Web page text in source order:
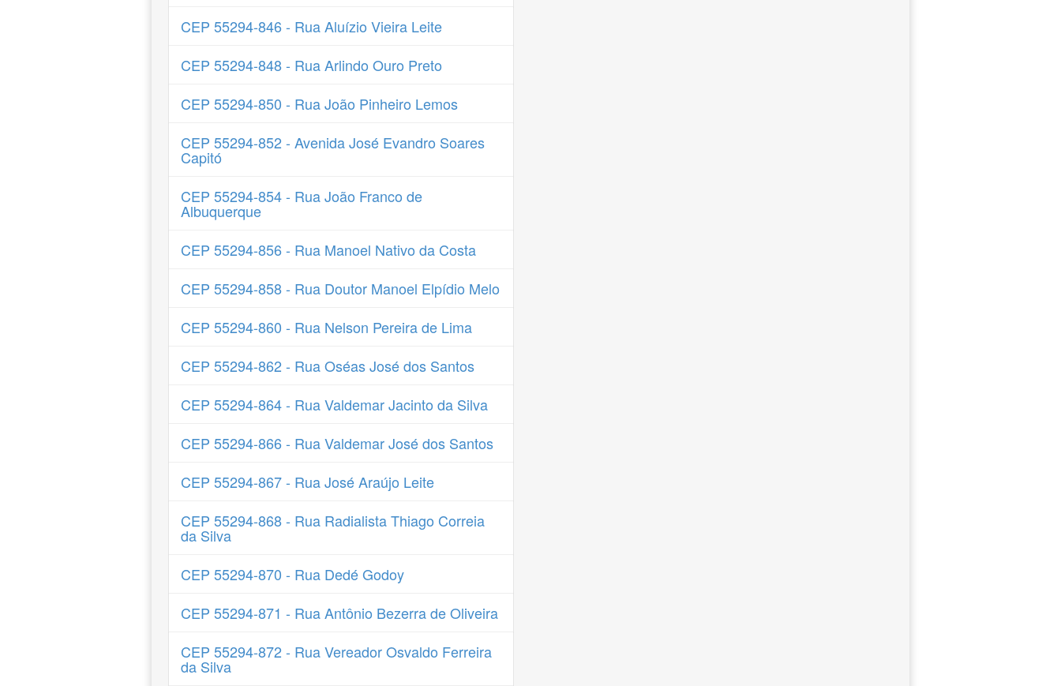
CEP 55294-846 - Rua Aluízio Vieira Leite
CEP 55294-848 - Rua Arlindo Ouro Preto
CEP 55294-850 - Rua João Pinheiro Lemos
CEP 55294-852 - Avenida José Evandro Soares
Capitó
CEP 55294-854 - Rua João Franco de
Albuquerque
CEP 55294-856 - Rua Manoel Nativo da Costa
CEP 55294-858 - Rua Doutor Manoel Elpídio Melo
CEP 55294-860 - Rua Nelson Pereira de Lima
CEP 55294-862 - Rua Oséas José dos Santos
CEP 55294-864 - Rua Valdemar Jacinto da Silva
CEP 55294-866 - Rua Valdemar José dos Santos
CEP 55294-867 - Rua José Araújo Leite
CEP 55294-868 - Rua Radialista Thiago Correia
da Silva
CEP 55294-870 - Rua Dedé Godoy
CEP 55294-871 - Rua Antônio Bezerra de Oliveira
CEP 55294-872 - Rua Vereador Osvaldo Ferreira
da Silva